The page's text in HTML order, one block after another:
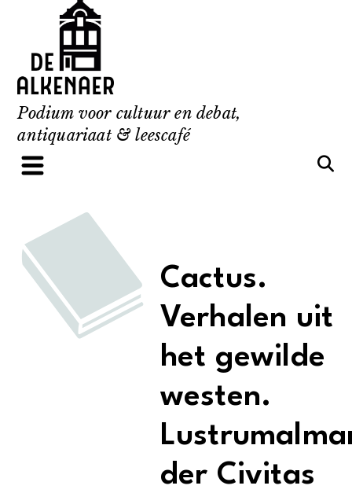
content
Podium voor cultuur en debat,
antiquariaat & leescafé
Cactus.
Verhalen uit
het gewilde
westen.
der Civitas